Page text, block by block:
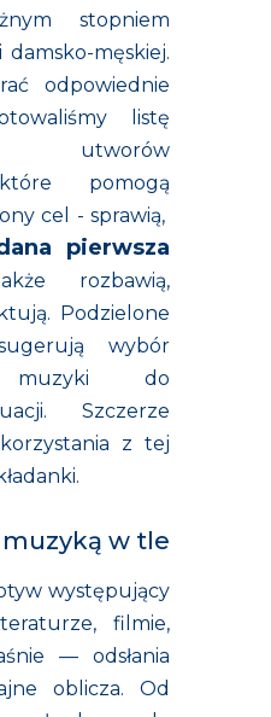
stopniem
męskiej.
odpowiednie
listę
utworów
pomogą
cel - sprawią,
pierwsza
rozbawią,
Podzielone
wybór
muzyki do
Szczerze
z tej
w tle
występujący
filmie,
— odsłania
oblicza. Od